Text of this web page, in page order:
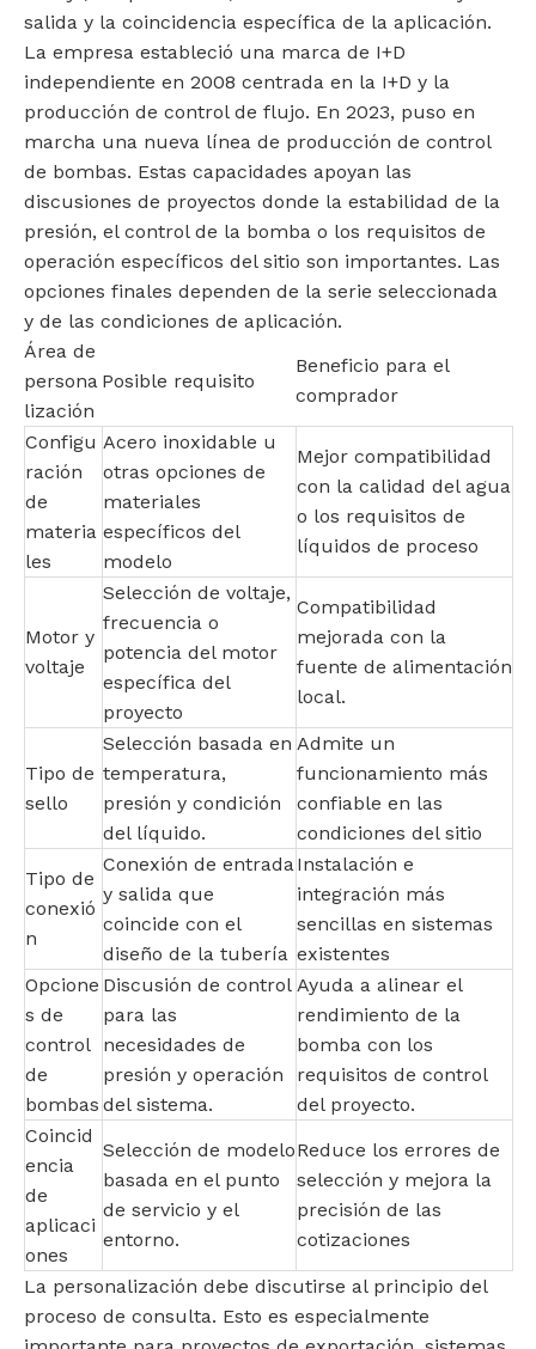
salida y la coincidencia específica de la aplicación.
La empresa estableció una marca de I+D
independiente en 2008 centrada en la I+D y la
producción de control de flujo. En 2023, puso en
marcha una nueva línea de producción de control
de bombas. Estas capacidades apoyan las
discusiones de proyectos donde la estabilidad de la
presión, el control de la bomba o los requisitos de
operación específicos del sitio son importantes. Las
opciones finales dependen de la serie seleccionada
y de las condiciones de aplicación.
Área de
persona
lización
Posible requisito
Beneficio para el
comprador
Configu
ración
de
materia
les
Acero inoxidable u
otras opciones de
materiales
específicos del
modelo
Mejor compatibilidad
con la calidad del agua
o los requisitos de
líquidos de proceso
Motor y
voltaje
Selección de voltaje,
frecuencia o
potencia del motor
específica del
proyecto
Compatibilidad
mejorada con la
fuente de alimentación
local.
Tipo de
sello
Selección basada en
temperatura,
presión y condición
del líquido.
Admite un
funcionamiento más
confiable en las
condiciones del sitio
Tipo de
conexió
n
Conexión de entrada
y salida que
coincide con el
diseño de la tubería
Instalación e
integración más
sencillas en sistemas
existentes
Opcione
s de
control
de
bombas
Discusión de control
para las
necesidades de
presión y operación
del sistema.
Ayuda a alinear el
rendimiento de la
bomba con los
requisitos de control
del proyecto.
Coincid
encia
de
aplicaci
ones
Selección de modelo
basada en el punto
de servicio y el
entorno.
Reduce los errores de
selección y mejora la
precisión de las
cotizaciones
La personalización debe discutirse al principio del
proceso de consulta. Esto es especialmente